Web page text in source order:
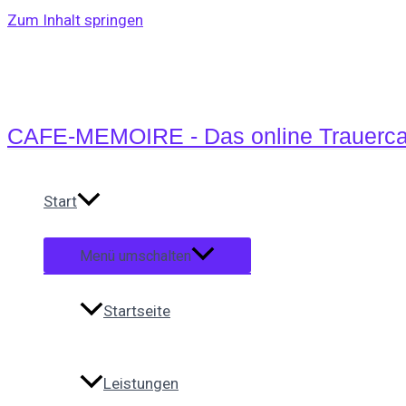
Zum Inhalt springen
CAFE-MEMOIRE - Das online
Start
Menü umschalten
Startseite
Leistungen